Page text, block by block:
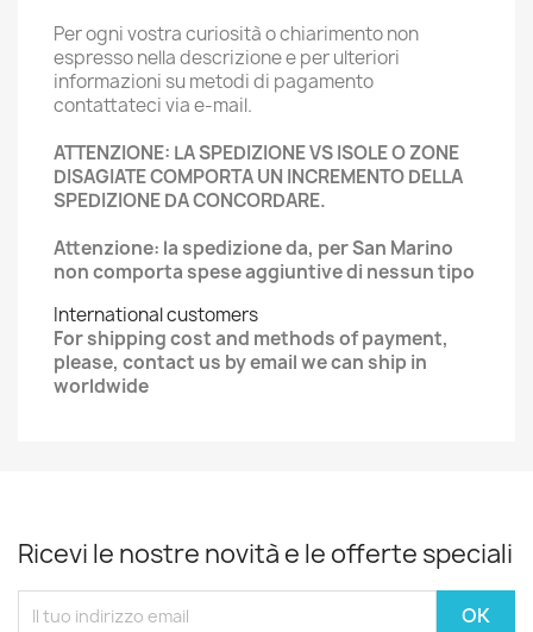
Per ogni vostra curiosità o chiarimento non
espresso nella descrizione e per ulteriori
informazioni su metodi di pagamento
contattateci via e-mail.
ATTENZIONE: LA SPEDIZIONE VS ISOLE O ZONE
DISAGIATE COMPORTA UN INCREMENTO DELLA
SPEDIZIONE DA CONCORDARE.
Attenzione: la spedizione da, per San Marino
non comporta spese aggiuntive di nessun tipo
International customers
For shipping cost and methods of payment,
please, contact us by email we can ship in
worldwide
Ricevi le nostre novità e le offerte speciali